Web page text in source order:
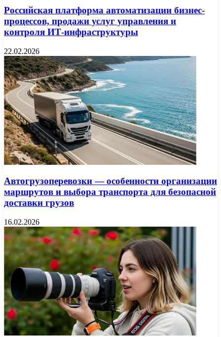
Российская платформа автоматизации бизнес-
процессов, продажи услуг управления и
контроля ИТ-инфраструктуры
22.02.2026
Автогрузоперевозки — особенности организации
маршрутов и выбора транспорта для безопасной
доставки грузов
16.02.2026